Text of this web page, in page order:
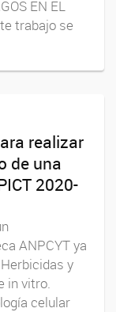
EN EL
trabajo se
realizar
de una
2020-
ANPCYT ya
y
in vitro.
celular